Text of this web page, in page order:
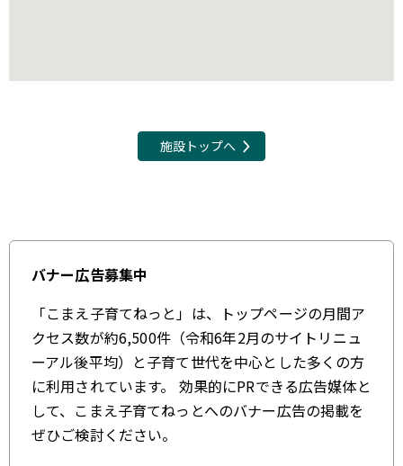
施設トップへ
バナー広告募集中
「こまえ子育てねっと」は、トップページの月間ア
クセス数が約6,500件（令和6年2月のサイトリニュ
ーアル後平均）と子育て世代を中心とした多くの方
に利用されています。 効果的にPRできる広告媒体と
して、こまえ子育てねっとへのバナー広告の掲載を
ぜひご検討ください。